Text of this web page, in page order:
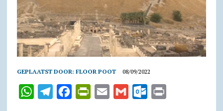
GEPLAATST DOOR: FLOOR POOT 08/09/2022
W
T